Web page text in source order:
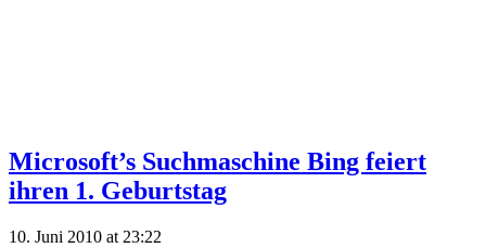
Microsoft’s Suchmaschine Bing feiert
ihren 1. Geburtstag
10. Juni 2010 at 23:22